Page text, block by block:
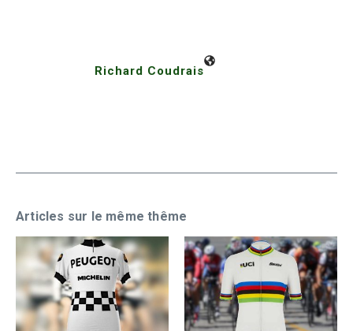
Richard Coudrais
Articles sur le même thême